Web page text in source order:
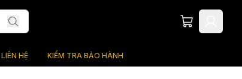
LIÊN HỆ KIỂM TRA BẢO HÀNH